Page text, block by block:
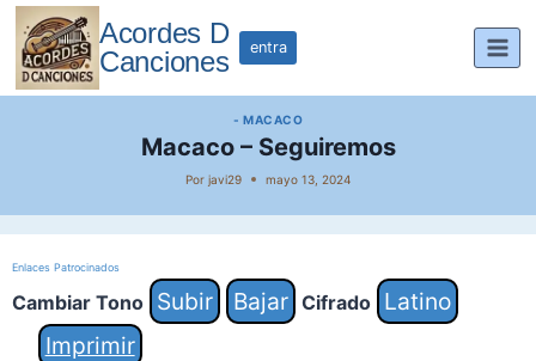
Saltar
contenido
Acordes D
Canciones
entra
- MACACO
Macaco – Seguiremos
Por javi29 mayo 13, 2024
Enlaces Patrocinados
Cambiar Tono Subir Bajar Cifrado
Latino
Imprimir